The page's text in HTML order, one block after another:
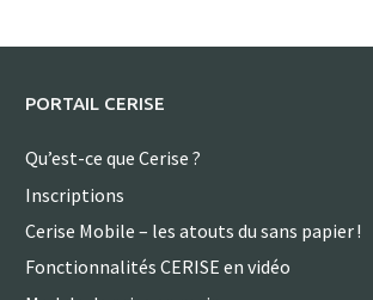
PORTAIL CERISE
Qu’est-ce que Cerise ?
Inscriptions
Cerise Mobile – les atouts du sans papier !
Fonctionnalités CERISE en vidéo